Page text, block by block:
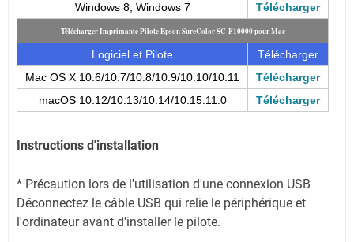
Windows 8, Windows 7
Télécharger
Télécharger Imprimante Pilote Epson SureColor SC-F10000 pour Mac
Logiciel et Pilote
Télécharger
Mac OS X 10.6/10.7/10.8/10.9/10.10/10.11
Télécharger
macOS 10.12/10.13/10.14/10.15.11.0
Télécharger
Instructions d'installation
* Précaution lors de l'utilisation d'une connexion USB
Déconnectez le câble USB qui relie le périphérique et
l'ordinateur avant d'installer le pilote.